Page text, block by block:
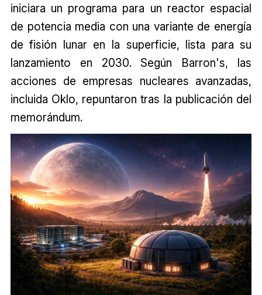
iniciara un programa para un reactor espacial
de potencia media con una variante de energía
de fisión lunar en la superficie, lista para su
lanzamiento en 2030. Según Barron's, las
acciones de empresas nucleares avanzadas,
incluida Oklo, repuntaron tras la publicación del
memorándum.